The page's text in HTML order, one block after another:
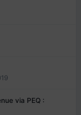
via PEQ :